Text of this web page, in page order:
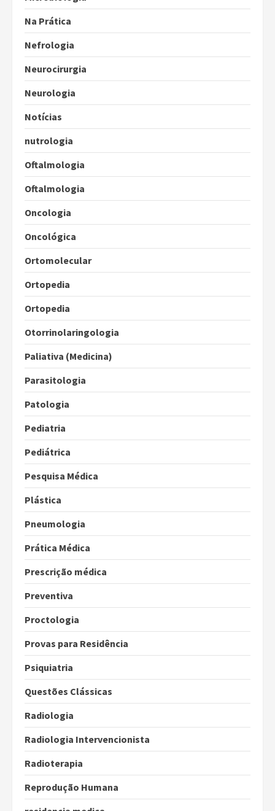
Na Prática
Nefrologia
Neurocirurgia
Neurologia
Notícias
nutrologia
Oftalmologia
Oftalmologia
Oncologia
Oncológica
Ortomolecular
Ortopedia
Ortopedia
Otorrinolaringologia
Paliativa (Medicina)
Parasitologia
Patologia
Pediatria
Pediátrica
Pesquisa Médica
Plástica
Pneumologia
Prática Médica
Prescrição médica
Preventiva
Proctologia
Provas para Residência
Psiquiatria
Questões Clássicas
Radiologia
Radiologia Intervencionista
Radioterapia
Reprodução Humana